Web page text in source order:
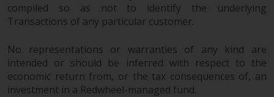
compiled so as not to identify the underlying
Transactions of any particular customer.
No representations or warranties of any kind are
intended or should be inferred with respect to the
economic return from, or the tax consequences of, an
investment in a Redwheel-managed fund.